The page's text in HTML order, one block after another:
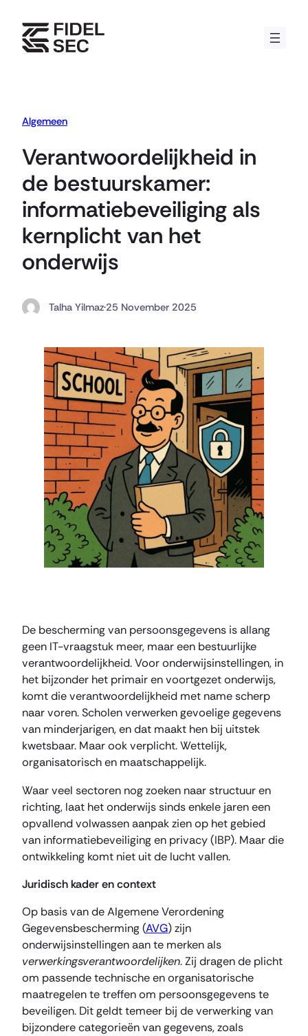
content
Algemeen
Verantwoordelijkheid in
de bestuurskamer:
informatiebeveiliging als
kernplicht van het
onderwijs
Talha Yilmaz·25 November 2025
De bescherming van persoonsgegevens is allang
geen IT-vraagstuk meer, maar een bestuurlijke
verantwoordelijkheid. Voor onderwijsinstellingen, in
het bijzonder het primair en voortgezet onderwijs,
komt die verantwoordelijkheid met name scherp
naar voren. Scholen verwerken gevoelige gegevens
van minderjarigen, en dat maakt hen bij uitstek
kwetsbaar. Maar ook verplicht. Wettelijk,
organisatorisch en maatschappelijk.
Waar veel sectoren nog zoeken naar structuur en
richting, laat het onderwijs sinds enkele jaren een
opvallend volwassen aanpak zien op het gebied
van informatiebeveiliging en privacy (IBP). Maar die
ontwikkeling komt niet uit de lucht vallen.
Juridisch kader en context
Op basis van de Algemene Verordening
Gegevensbescherming (AVG) zijn
onderwijsinstellingen aan te merken als
verwerkingsverantwoordelijken. Zij dragen de plicht
om passende technische en organisatorische
maatregelen te treffen om persoonsgegevens te
beveiligen. Dit geldt temeer bij de verwerking van
bijzondere categorieën van gegevens, zoals